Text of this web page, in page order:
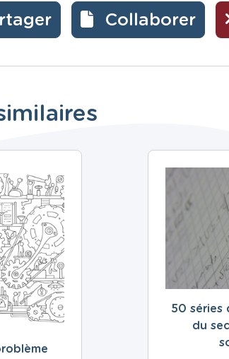
Collaborer
50 séries
du